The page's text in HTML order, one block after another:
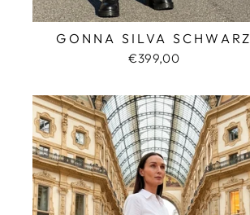
GONNA SILVA SCHWARZ
€399,00